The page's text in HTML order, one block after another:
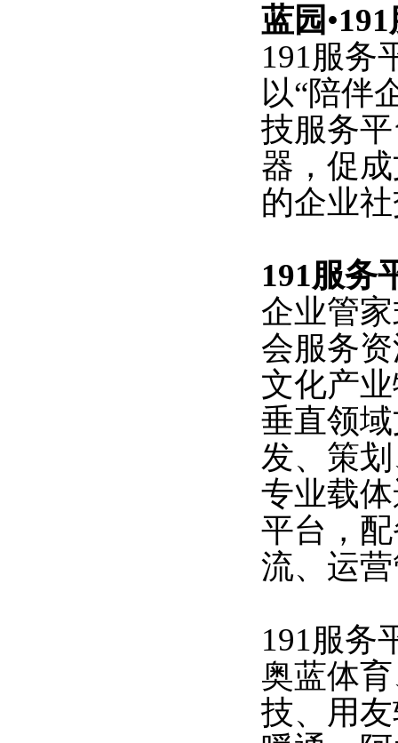
蓝园•
191服务
以“陪伴
技服务
器，促
的企业
191服务
企业管
会服务
文化产
垂直领
发、策
专业载
平台，
流、运
191服务
奥蓝体
技、用